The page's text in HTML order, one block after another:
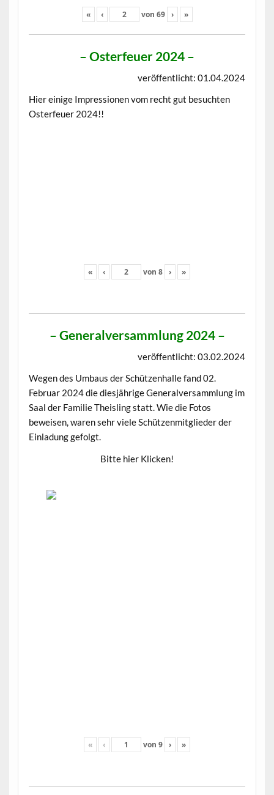
« ‹ von 69 › »
– Osterfeuer 2024 –
veröffentlicht: 01.04.2024
Hier einige Impressionen vom recht gut besuchten
Osterfeuer 2024!!
« ‹ von 8 › »
– Generalversammlung 2024 –
veröffentlicht: 03.02.2024
Wegen des Umbaus der Schützenhalle fand 02.
Februar 2024 die diesjährige Generalversammlung im
Saal der Familie Theisling statt. Wie die Fotos
beweisen, waren sehr viele Schützenmitglieder der
Einladung gefolgt.
Bitte hier Klicken!
« ‹ von 9 › »